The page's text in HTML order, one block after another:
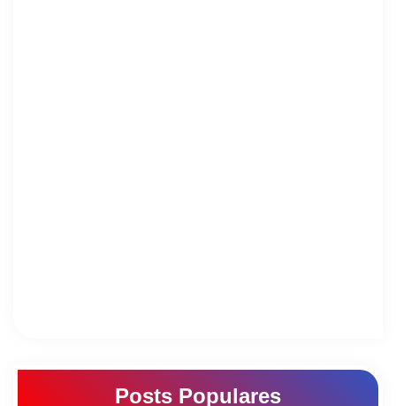
Posts Populares